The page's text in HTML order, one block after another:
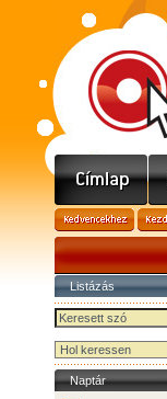
Listázás
Naptár